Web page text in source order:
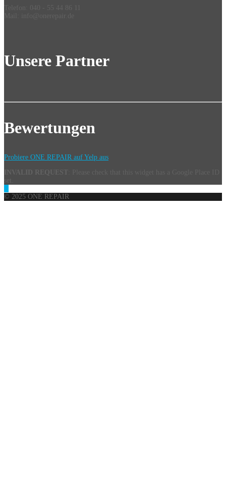
Unsere Partner
Bewertungen
Probiere ONE REPAIR auf Yelp aus
INVALID REQUEST
© 2025 ONE REPAIR